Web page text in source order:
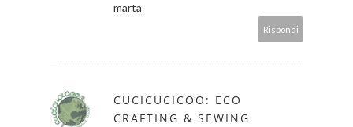
marta
Rispondi
CUCICUCICOO: ECO
CRAFTING & SEWING